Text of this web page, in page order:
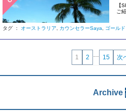
【
ご
タグ ： オーストラリア, カウンセラーSaya, ゴール
1 2 … 15 次
Archive